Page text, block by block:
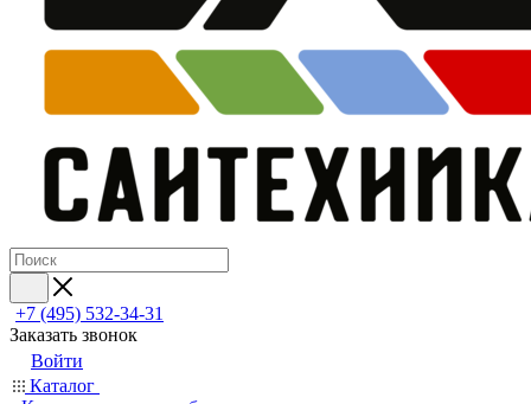
+7 (495) 532‑34‑31
Заказать звонок
Войти
Каталог